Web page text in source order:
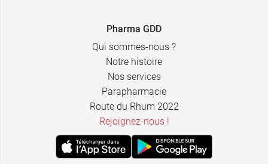
8,90 €
Pharma GDD
Qui sommes-nous ?
Notre histoire
Nos services
Parapharmacie
Route du Rhum 2022
Rejoignez-nous !